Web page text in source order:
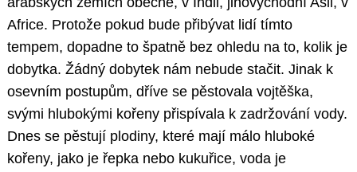
Africe. Protože pokud bude přibývat lidí tímto
tempem, dopadne to špatně bez ohledu na to, kolik je
dobytka. Žádný dobytek nám nebude stačit. Jinak k
osevním postupům, dříve se pěstovala vojtěška,
svými hlubokými kořeny přispívala k zadržování vody.
Dnes se pěstují plodiny, které mají málo hluboké
kořeny, jako je řepka nebo kukuřice, voda je